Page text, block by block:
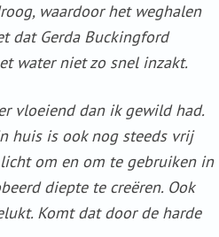
waardoor het weghalen
dat Gerda Buckingford
water niet zo snel inzakt.
vloeiend dan ik gewild had.
huis is ook nog steeds vrij
om en om te gebruiken in
diepte te creëren. Ook
Komt dat door de harde